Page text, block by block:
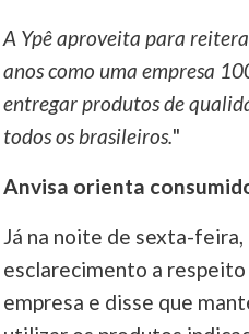
⁠A Ypê aproveita para
anos como uma empresa
entregar produtos de
todos os brasileiros."
Anvisa orienta
Já na noite de sexta-
esclarecimento a
empresa e disse que